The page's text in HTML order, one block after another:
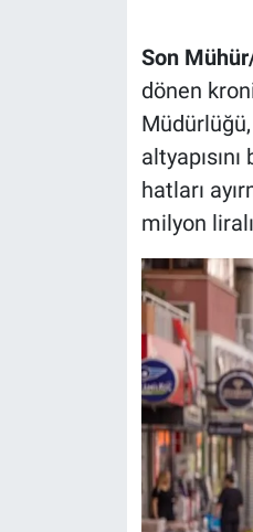
Son
dönen
hatları
milyon